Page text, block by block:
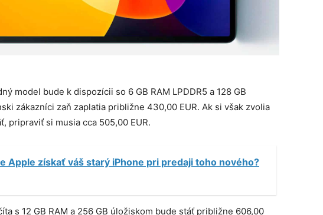
model bude k dispozícii so 6 GB RAM LPDDR5 a 128 GB
zákazníci zaň zaplatia približne 430,00 EUR. Ak si však zvolia
pripraviť si musia cca 505,00 EUR.
Apple získať váš starý iPhone pri predaji toho nového?
s 12 GB RAM a 256 GB úložiskom bude stáť približne 606,00